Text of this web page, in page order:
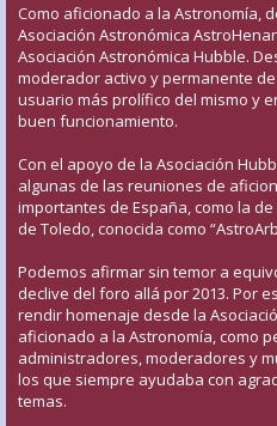
Como aficionado a la Astronomía,
Asociación Astronómica
Asociación Astronómica Hubble.
moderador activo y permanente
usuario más prolífico del mismo y
buen funcionamiento.
Con el apoyo de la Asociación
algunas de las reuniones de
importantes de España, como la
de Toledo, conocida como
Podemos afirmar sin temor a
declive del foro allá por 2013. Por
rendir homenaje desde la
aficionado a la Astronomía, como
administradores, moderadores y
los que siempre ayudaba con
temas.